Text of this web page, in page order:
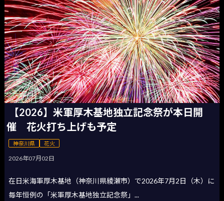
【2026】米軍厚木基地独立記念祭が本日開
催 花火打ち上げも予定
神奈川県 花火
2026年07月02日
在日米海軍厚木基地（神奈川県綾瀬市）で2026年7月2日（木）に
毎年恒例の「米軍厚木基地独立記念祭」...